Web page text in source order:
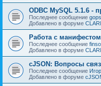
ODBC MySQL 5.1.6 -
Последнее сообщение
Добавлено в форуме
Работа с
Последнее сообщение
Добавлено в форуме
cJSON: Вопросы
Последнее сообщение
Добавлено в форуме